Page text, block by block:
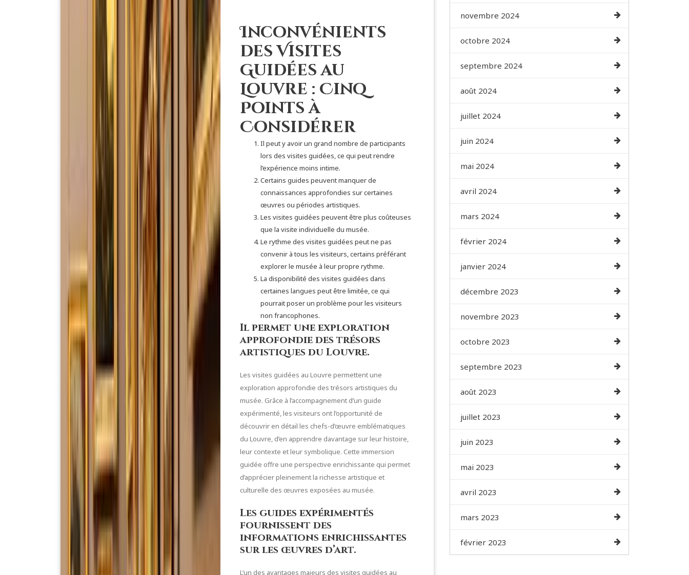
Inconvénients
des Visites
Guidées au
Louvre : Cinq
Points à
Considérer
Il peut y avoir un grand nombre de participants
lors des visites guidées, ce qui peut rendre
l’expérience moins intime.
Certains guides peuvent manquer de
connaissances approfondies sur certaines
œuvres ou périodes artistiques.
Les visites guidées peuvent être plus coûteuses
que la visite individuelle du musée.
Le rythme des visites guidées peut ne pas
convenir à tous les visiteurs, certains préférant
explorer le musée à leur propre rythme.
La disponibilité des visites guidées dans
certaines langues peut être limitée, ce qui
pourrait poser un problème pour les visiteurs
non francophones.
Il permet une exploration
approfondie des trésors
artistiques du Louvre.
Les visites guidées au Louvre permettent une
exploration approfondie des trésors artistiques du
musée. Grâce à l’accompagnement d’un guide
expérimenté, les visiteurs ont l’opportunité de
découvrir en détail les chefs-d’œuvre emblématiques
du Louvre, d’en apprendre davantage sur leur histoire,
leur contexte et leur symbolique. Cette immersion
guidée offre une perspective enrichissante qui permet
d’apprécier pleinement la richesse artistique et
culturelle des œuvres exposées au musée.
Les guides expérimentés
fournissent des
informations enrichissantes
sur les œuvres d’art.
L’un des avantages majeurs des visites guidées au
novembre 2024
octobre 2024
septembre 2024
août 2024
juillet 2024
juin 2024
mai 2024
avril 2024
mars 2024
février 2024
janvier 2024
décembre 2023
novembre 2023
octobre 2023
septembre 2023
août 2023
juillet 2023
juin 2023
mai 2023
avril 2023
mars 2023
février 2023